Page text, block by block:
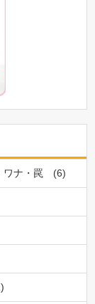
ワナ・罠 (6)